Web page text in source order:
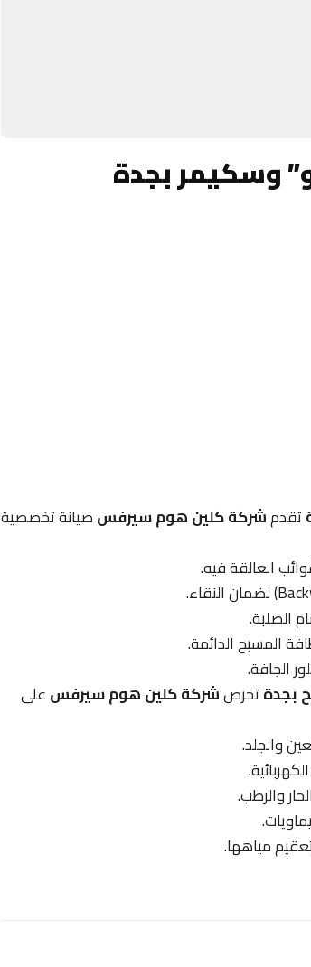
وسكيمر بجدة
تقدمشركة كلين هوم سيرفسصيانة تخصصية
العالقة فيه.
الصلبة.
المسبح الدائمة.
الجافة.
بجدةتحرصشركة كلين هوم سيرفسعلى
والرطب.
مياهها.